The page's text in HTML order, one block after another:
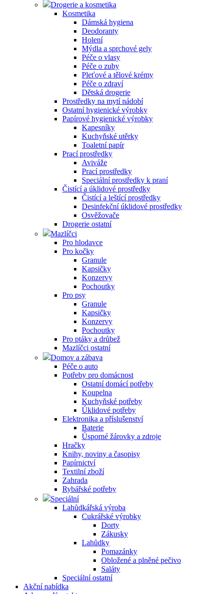
Drogerie a kosmetika
Kosmetika
Dámská hygiena
Deodoranty
Holení
Mýdla a sprchové gely
Péče o vlasy
Péče o zuby
Pleťové a tělové krémy
Péče o zdraví
Dětská drogerie
Prostředky na mytí nádobí
Ostatní hygienické výrobky
Papírové hygienické výrobky
Kapesníky
Kuchyňské utěrky
Toaletní papír
Prací prostředky
Aviváže
Prací prostředky
Speciální prostředky k praní
Čistící a úklidové prostředky
Čistící a leštící prostředky
Desinfekční úklidové prostředky
Osvěžovače
Drogerie ostatní
Mazlíčci
Pro hlodavce
Pro kočky
Granule
Kapsičky
Konzervy
Pochoutky
Pro psy
Granule
Kapsičky
Konzervy
Pochoutky
Pro ptáky a drůbež
Mazlíčci ostatní
Domov a zábava
Péče o auto
Potřeby pro domácnost
Ostatní domácí potřeby
Koupelna
Kuchyňské potřeby
Úklidové potřeby
Elektronika a příslušenství
Baterie
Úsporné žárovky a zdroje
Hračky
Knihy, noviny a časopisy
Papírnictví
Textilní zboží
Zahrada
Rybářské potřeby
Speciální
Lahůdkářská výroba
Cukrářské výrobky
Dorty
Zákusky
Lahůdky
Pomazánky
Obložené a plněné pečivo
Saláty
Speciální ostatní
Akční nabídka